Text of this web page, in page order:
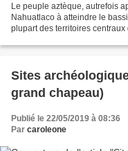
Le peuple aztèque, autrefois
Nahuatlaco à atteindre le
plupart des territoires
Sites
grand chapeau)
Publié le 22/05/2019 à 08:36
Par caroleone